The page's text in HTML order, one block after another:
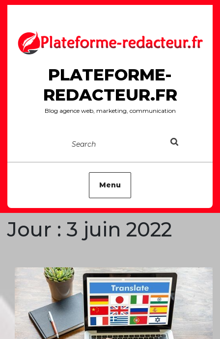
Skip
PLATEFORME-
REDACTEUR.FR
Blog agence web, marketing, communication
Menu
Jour : 3 juin 2022